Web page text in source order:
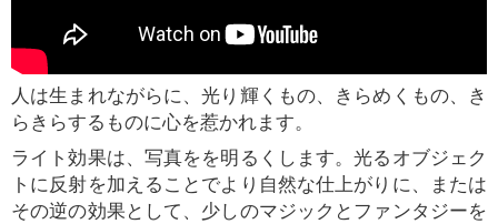
人は生まれながらに、光り輝くもの、きらめくもの、き
らきらするものに心を惹かれます。
ライト効果は、写真をを明るくします。光るオブジェク
トに反射を加えることでより自然な仕上がりに、または
その逆の効果として、少しのマジックとファンタジーを